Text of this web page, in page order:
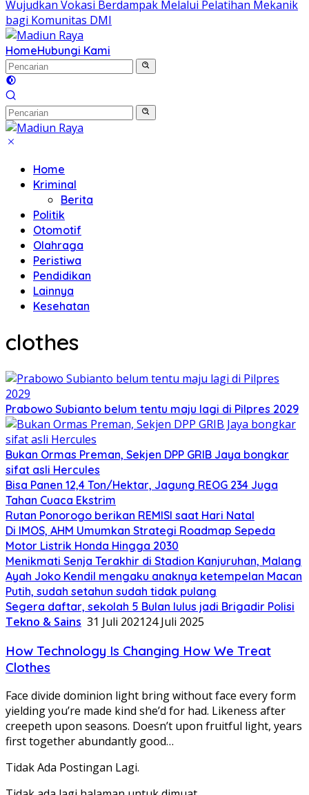
Wujudkan Vokasi Berdampak Melalui Pelatihan Mekanik
bagi Komunitas DMI
HomeHubungi Kami
Home
Kriminal
Berita
Politik
Otomotif
Olahraga
Peristiwa
Pendidikan
Lainnya
Kesehatan
clothes
Prabowo Subianto belum tentu maju lagi di Pilpres 2029
Bukan Ormas Preman, Sekjen DPP GRIB Jaya bongkar
sifat asli Hercules
Bisa Panen 12,4 Ton/Hektar, Jagung REOG 234 Juga
Tahan Cuaca Ekstrim
Rutan Ponorogo berikan REMISI saat Hari Natal
Di IMOS, AHM Umumkan Strategi Roadmap Sepeda
Motor Listrik Honda Hingga 2030
Menikmati Senja Terakhir di Stadion Kanjuruhan, Malang
Ayah Joko Kendil mengaku anaknya ketempelan Macan
Putih, sudah setahun sudah tidak pulang
Segera daftar, sekolah 5 Bulan lulus jadi Brigadir Polisi
Tekno & Sains 31 Juli 202124 Juli 2025
How Technology Is Changing How We Treat
Clothes
Face divide dominion light bring without face every form
yielding you’re made kind she’d for had. Likeness after
creepeth upon seasons. Doesn’t upon fruitful light, years
first together abundantly good…
Tidak Ada Postingan Lagi.